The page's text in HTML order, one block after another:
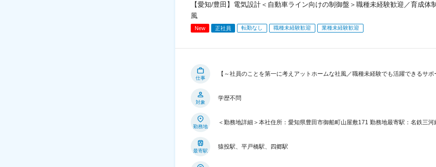
【愛知/豊田】電気設計＜自動車ライン向けの制御盤＞職種未経験歓迎／育成
風
New 正社員 転勤なし 職種未経験歓迎 業種未経験歓迎
仕事
【～社員のことを第一に考えアットホームな社風／職種未経験でも活躍できるサ
対象
学歴不問
勤務地
＜勤務地詳細＞本社住所：愛知県豊田市御船町山屋敷171 勤務地最寄駅：名鉄三
最寄駅
猿投駅、平戸橋駅、四郷駅